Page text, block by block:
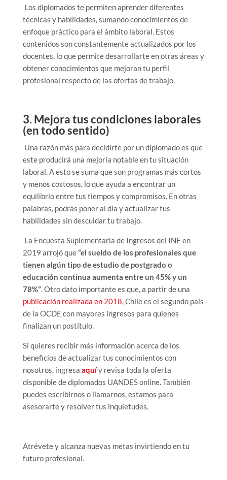
Los diplomados te permiten aprender diferentes
técnicas y habilidades, sumando conocimientos de
enfoque práctico para el ámbito laboral. Estos
contenidos son constantemente actualizados por los
docentes, lo que permite desarrollarte en otras áreas y
obtener conocimientos que mejoran tu perfil
profesional respecto de las ofertas de trabajo.
3. Mejora tus condiciones laborales
(en todo sentido)
Una razón más para decidirte por un diplomado es que
este producirá una mejoría notable en tu situación
laboral. A esto se suma que son programas más cortos
y menos costosos, lo que ayuda a encontrar un
equilibrio entre tus tiempos y compromisos. En otras
palabras, podrás poner al día y actualizar tus
habilidades sin descuidar tu trabajo.
La Encuesta Suplementaria de Ingresos del INE en
2019 arrojó que“el sueldo de los profesionales que
tienen algún tipo de estudio de postgrado o
educación continua aumenta entre un 45% y un
78%”. Otro dato importante es que, a partir de una
publicación realizada en 2018, Chile es el segundo país
de la OCDE con mayores ingresos para quienes
finalizan un postítulo.
Si quieres recibir más información acerca de los
beneficios de actualizar tus conocimientos con
nosotros, ingresa aquíy revisa toda la oferta
disponible de diplomados UANDES online. También
puedes escribirnos o llamarnos, estamos para
asesorarte y resolver tus inquietudes.
Atrévete y alcanza nuevas metas invirtiendo en tu
futuro profesional.